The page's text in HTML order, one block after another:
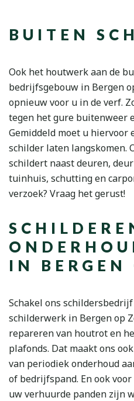
BUITEN
Ook het houtwerk aan de
bedrijfsgebouw in Bergen
opnieuw voor u in de verf.
tegen het gure buitenweer
Gemiddeld moet u hiervoor
schilder laten langskomen.
schildert naast deuren,
tuinhuis, schutting en
verzoek? Vraag het gerust!
IN BERGEN
Schakel ons
schilderwerk in Bergen op
repareren van houtrot en
plafonds. Dat maakt ons
van periodiek onderhoud
of bedrijfspand. En ook
uw verhuurde panden zijn